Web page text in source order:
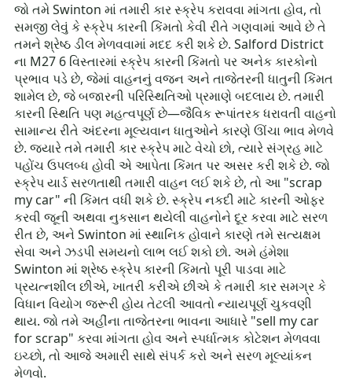
જો તમે Swinton માં તમારી કાર સ્ક્રેપ કરાવવા માંગતા હોવ, તો
સમજી લેવું કે સ્ક્રેપ કારની કિંમતો કેવી રીતે ગણવામાં આવે છે તે
તમને શ્રેષ્ઠ ડીલ મેળવવામાં મદદ કરી શકે છે. Salford District
ના M27 6 વિસ્તારમાં સ્ક્રેપ કારની કિંમતો પર અનેક કારકોનો
પ્રભાવ પડે છે, જેમાં વાહનનું વજન અને તાજેતરની ધાતુની કિંમત
શામેલ છે, જે બજારની પરિસ્થિતિઓ પ્રમાણે બદલાય છે. તમારી
કારની સ્થિતિ પણ મહત્વપૂર્ણ છે—જૈવિક રૂપાંતરક ધરાવતી વાહનો
સામાન્ય રીતે અંદરના મૂલ્યવાન ધાતુઓને કારણે ઊંચા ભાવ મેળવે
છે. જ્યારે તમે તમારી કાર સ્ક્રેપ માટે વેચો છો, ત્યારે સંગ્રહ માટે
પહોંચ ઉપલબ્ધ હોવી એ આપેતા કિંમત પર અસર કરી શકે છે. જો
સ્ક્રેપ યાર્ડ સરળતાથી તમારી વાહન લઈ શકે છે, તો આ "scrap
my car" ની કિંમત વધી શકે છે. સ્ક્રેપ નકદી માટે કારની ઓફર
કરવી જૂની અથવા નુકસાન થયેલી વાહનોને દૂર કરવા માટે સરળ
રીત છે, અને Swinton માં સ્થાનિક હોવાને કારણે તમે સત્યક્ષમ
સેવા અને ઝડપી સમયનો લાભ લઈ શકો છો. અમે હંમેશા
Swinton માં શ્રેષ્ઠ સ્ક્રેપ કારની કિંમતો પૂરી પાડવા માટે
પ્રયત્નશીલ છીએ, ખાતરી કરીએ છીએ કે તમારી કાર સમગ્ર કે
વિધાન વિયોગ જરૂરી હોય તેટલી આવતો ન્યાયપૂર્ણ ચુકવણી
થાય. જો તમે અહીંના તાજેતરના ભાવના આધારે "sell my car
for scrap" કરવા માંગતા હોવ અને સ્પર્ધાત્મક કોટેશન મેળવવા
ઇચ્છો, તો આજે અમારી સાથે સંપર્ક કરો અને સરળ મૂલ્યાંકન
મેળવો.